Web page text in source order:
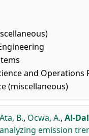
and Operations
(miscellaneous)
Ata, B., Ocwa, A., Al-
emission